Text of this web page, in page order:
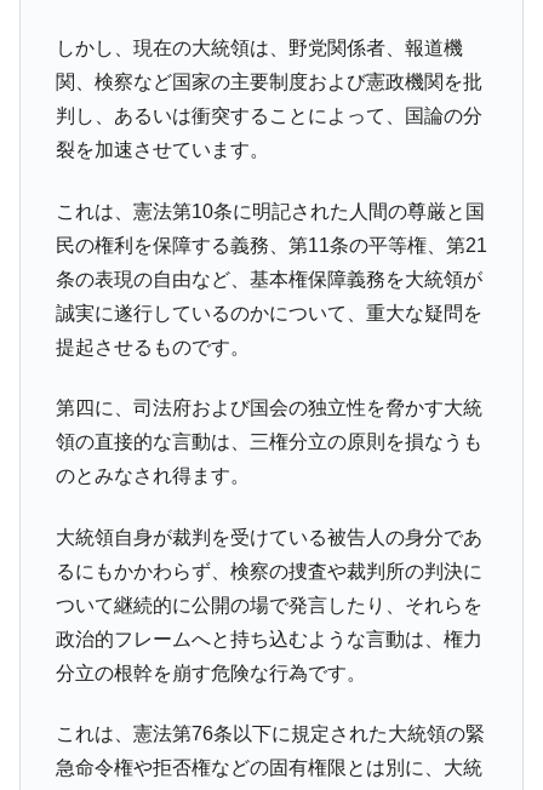
しかし、現在の大統領は、野党関係者、報道機
関、検察など国家の主要制度および憲政機関を批
判し、あるいは衝突することによって、国論の分
裂を加速させています。
これは、憲法第10条に明記された人間の尊厳と国
民の権利を保障する義務、第11条の平等権、第21
条の表現の自由など、基本権保障義務を大統領が
誠実に遂行しているのかについて、重大な疑問を
提起させるものです。
第四に、司法府および国会の独立性を脅かす大統
領の直接的な言動は、三権分立の原則を損なうも
のとみなされ得ます。
大統領自身が裁判を受けている被告人の身分であ
るにもかかわらず、検察の捜査や裁判所の判決に
ついて継続的に公開の場で発言したり、それらを
政治的フレームへと持ち込むような言動は、権力
分立の根幹を崩す危険な行為です。
これは、憲法第76条以下に規定された大統領の緊
急命令権や拒否権などの固有権限とは別に、大統